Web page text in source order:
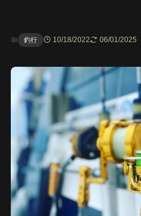
釣行 10/18/2022 06/01/2025